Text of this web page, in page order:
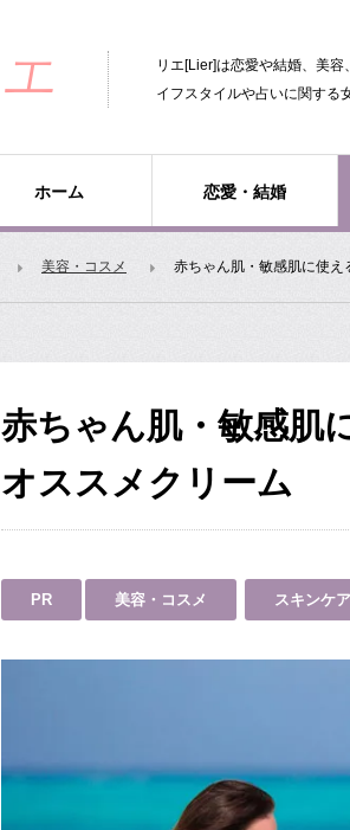
リエ[Lier]は恋愛や結婚、美
イフスタイルや占いに関する
ホーム 恋愛・結婚
美容・コスメ 赤ちゃん肌・敏感肌に使
赤ちゃん肌・敏感肌
オススメクリーム
PR 美容・コスメ スキンケア